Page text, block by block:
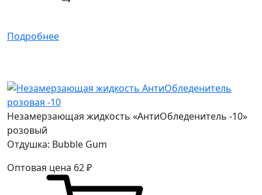
Подробнее
Незамерзающая жидкость «АнтиОбледенитель -10»
розовый
Отдушка: Bubble Gum
Оптовая цена 62₽